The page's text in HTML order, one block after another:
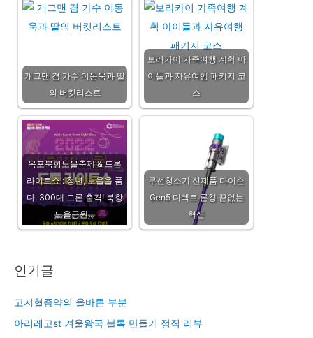
개그맨 겸 가수 이동욱과 딸
의 버킷리스트
보라카이 가족여행 계획 아
이들과 자유여행 패키지 코
스
목포북항노을축제 & 드론
라이트쇼 : 청년, 노을을 품
다, 300대 드론 출격! 북항
노을공원…
무선청소기 신제품 다이슨
Gen5 디텍트 론칭 끝없는
혁신
인기글
고지혈증약의 올바른 부분
아리레고st 겨울왕국 블록 만들기 정직 리뷰